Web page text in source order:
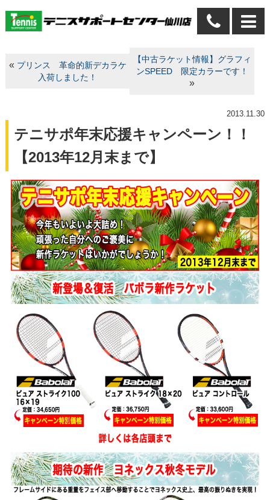
« プリンス 革命的新デカラケ
入荷しました！
【中古ラケット情報】グラフィ
ンSPEED 限定カラーです！
»
2013.11.30
テニサポ年末応援キャンペーン！！
【2013年12月末まで】